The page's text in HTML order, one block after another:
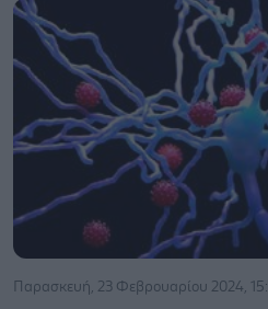
Παρασκευή, 23 Φεβρουαρίου 2024,